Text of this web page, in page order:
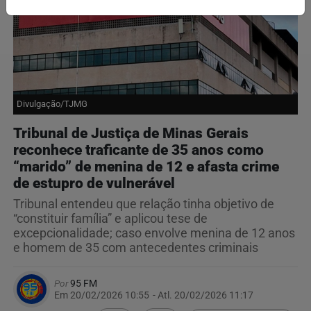
Divulgação/TJMG
Tribunal de Justiça de Minas Gerais
reconhece traficante de 35 anos como
“marido” de menina de 12 e afasta crime
de estupro de vulnerável
Tribunal entendeu que relação tinha objetivo de
“constituir família” e aplicou tese de
excepcionalidade; caso envolve menina de 12 anos
e homem de 35 com antecedentes criminais
Por95 FM
Em 20/02/2026 10:55 - Atl. 20/02/2026 11:17